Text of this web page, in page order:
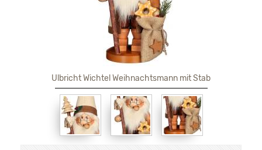
Ulbricht Wichtel Weihnachtsmann mit Stab